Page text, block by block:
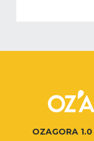
OZAGORA 1.0